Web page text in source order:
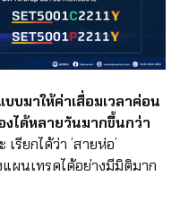
บมาให้ค่าเสื่อมเวลาค่อน
ได้หลายวันมากขึ้นกว่า
รียกได้ว่า ‘สายห่อ’
ผนเทรดได้อย่างมีมิติมาก